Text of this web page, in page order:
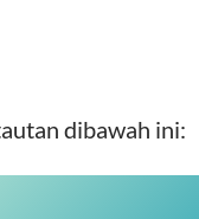
dibawah ini: